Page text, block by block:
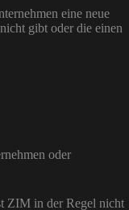
eine neue
gibt oder die einen
oder
ZIM in der Regel nicht